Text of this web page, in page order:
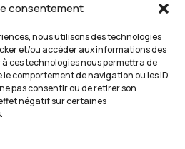
consentement
nous utilisons des technologies
et/ou accéder aux informations des
ces technologies nous permettra de
comportement de navigation ou les ID
pas consentir ou de retirer son
négatif sur certaines